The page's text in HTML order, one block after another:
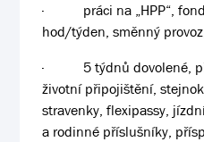
·
práci na „HPP“,
hod/týden, směnný
·
5 týdnů dovolené,
životní připojištění,
stravenky, flexipassy,
a rodinné příslušníky,